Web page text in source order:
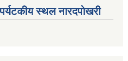
पर्यटकीय स्थल नारदपोखरी